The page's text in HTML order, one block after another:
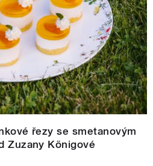
řezy se smetanovým
Zuzany Königové